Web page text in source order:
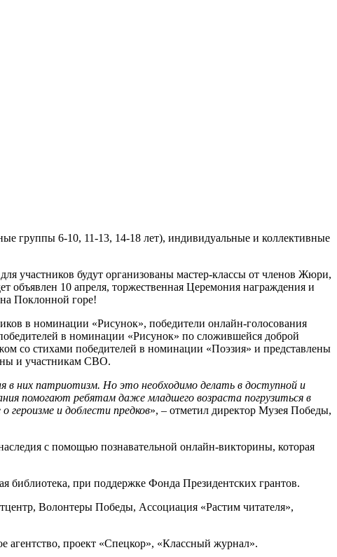
группы 6-10, 11-13, 14-18 лет), индивидуальные и коллективные
участников будут организованы мастер-классы от членов Жюри,
объявлен 10 апреля, торжественная Церемония награждения и
Поклонной горе!
в номинации «Рисунок», победители онлайн-голосования
в номинации «Рисунок» по сложившейся доброй
со стихами победителей в номинации «Поэзия» и представлены
и участникам СВО.
в них патриотизм. Но это необходимо делать в доступной и
помогают ребятам даже младшего возраста погрузиться в
и доблести предков», – отметил директор Музея Победы,
с помощью познавательной онлайн-викторины, которая
библиотека, при поддержке Фонда Президентских грантов.
Волонтеры Победы, Ассоциация «Растим читателя»,
агентство, проект «Спецкор», «Классный журнал».